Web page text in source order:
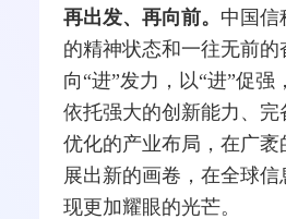
再出发、再向前。 中国信
的精神状态和一往无前的
向“进”发力，以“进”促强
依托强大的创新能力、完
优化的产业布局，在广
展出新的画卷，在全球
现更加耀眼的光芒。